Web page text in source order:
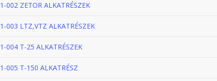
1-002 ZETOR ALKATRÉSZEK
1-003 LTZ,VTZ ALKATRÉSZEK
1-004 T-25 ALKATRÉSZEK
1-005 T-150 ALKATRÉSZ